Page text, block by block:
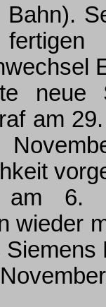
Bahn).
neue
am
am 6.
wieder